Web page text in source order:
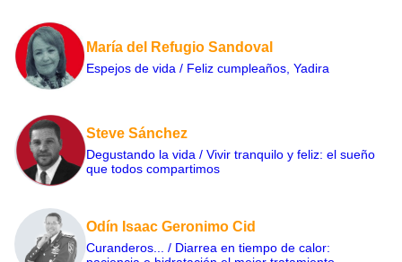
María del Refugio Sandoval
Espejos de vida / Feliz cumpleaños, Yadira
Steve Sánchez
Degustando la vida / Vivir tranquilo y feliz: el sueño
que todos compartimos
Odín Isaac Geronimo Cid
Curanderos... / Diarrea en tiempo de calor: